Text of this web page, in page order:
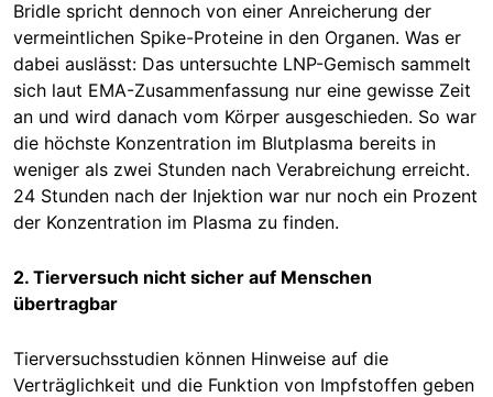
Bridle spricht dennoch von einer Anreicherung der
vermeintlichen Spike-Proteine in den Organen. Was er
dabei auslässt: Das untersuchte LNP-Gemisch sammelt
sich laut EMA-Zusammenfassung nur eine gewisse Zeit
an und wird danach vom Körper ausgeschieden. So war
die höchste Konzentration im Blutplasma bereits in
weniger als zwei Stunden nach Verabreichung erreicht.
24 Stunden nach der Injektion war nur noch ein Prozent
der Konzentration im Plasma zu finden.
2. Tierversuch nicht sicher auf Menschen
übertragbar
Tierversuchsstudien können Hinweise auf die
Verträglichkeit und die Funktion von Impfstoffen geben